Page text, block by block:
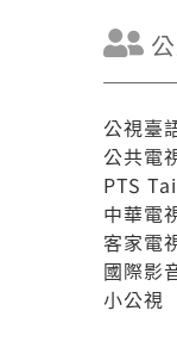
公視臺
公共電
PTS
中華電
客家電
國際影
小公視